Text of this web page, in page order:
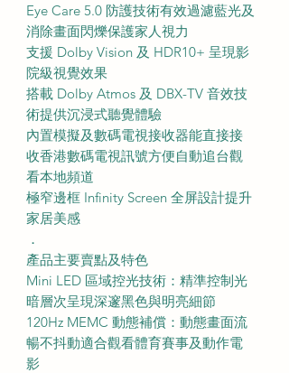
Eye Care 5.0 防護技術有效過濾藍光及
消除畫面閃爍保護家人視力
支援 Dolby Vision 及 HDR10+ 呈現影
院級視覺效果
搭載 Dolby Atmos 及 DBX-TV 音效技
術提供沉浸式聽覺體驗
內置模擬及數碼電視接收器能直接接
收香港數碼電視訊號方便自動追台觀
看本地頻道
極窄邊框 Infinity Screen 全屏設計提升
家居美感
．
產品主要賣點及特色
Mini LED 區域控光技術：精準控制光
暗層次呈現深邃黑色與明亮細節
120Hz MEMC 動態補償：動態畫面流
暢不抖動適合觀看體育賽事及動作電
影